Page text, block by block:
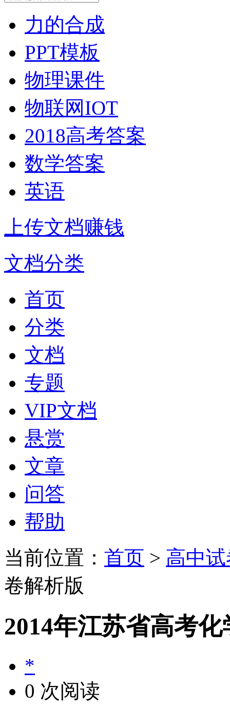
力的合成
PPT模板
物理课件
物联网IOT
2018高考答案
数学答案
英语
上传文档赚钱
文档分类
首页
分类
文档
专题
VIP文档
悬赏
文章
问答
帮助
当前位置： 首页 > 高中
卷解析版
2014年江苏省高考
*
0 次阅读